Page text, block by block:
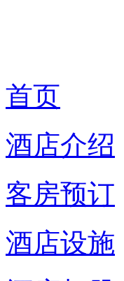
首页
酒店介绍
客房预订
酒店设施